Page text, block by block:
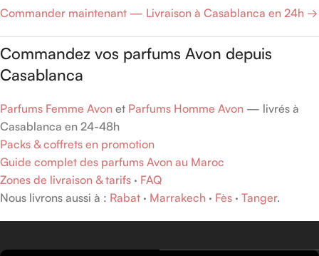
Commander maintenant — Livraison à Casablanca en 24h →
Commandez vos parfums Avon depuis
Casablanca
Parfums Femme Avon et Parfums Homme Avon — livrés à
Casablanca en 24-48h
Packs & coffrets en promotion
Guide complet des parfums Avon au Maroc
Zones de livraison & tarifs · FAQ
Nous livrons aussi à : Rabat · Marrakech · Fès · Tanger.